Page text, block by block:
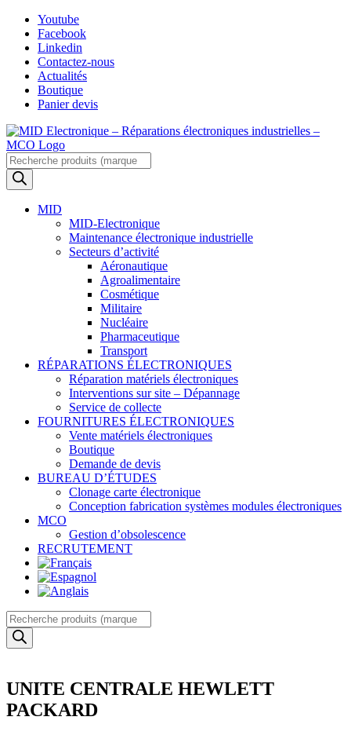
Skip
content
Youtube
Facebook
Linkedin
Contactez-nous
Actualités
Boutique
Panier devis
Recherche
de
produits
MID
MID-Electronique
Maintenance électronique industrielle
Secteurs d’activité
Aéronautique
Agroalimentaire
Cosmétique
Militaire
Nucléaire
Pharmaceutique
Transport
RÉPARATIONS ÉLECTRONIQUES
Réparation matériels électroniques
Interventions sur site – Dépannage
Service de collecte
FOURNITURES ÉLECTRONIQUES
Vente matériels électroniques
Boutique
Demande de devis
BUREAU D’ÉTUDES
Clonage carte électronique
Conception fabrication systèmes modules électroniques
MCO
Gestion d’obsolescence
RECRUTEMENT
Recherche
de
produits
UNITE CENTRALE HEWLETT
PACKARD